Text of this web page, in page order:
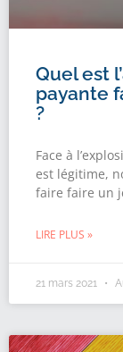
Quel est
payante
?
Face à
est légitime,
faire faire un
LIRE PLUS »
21 mars 2021